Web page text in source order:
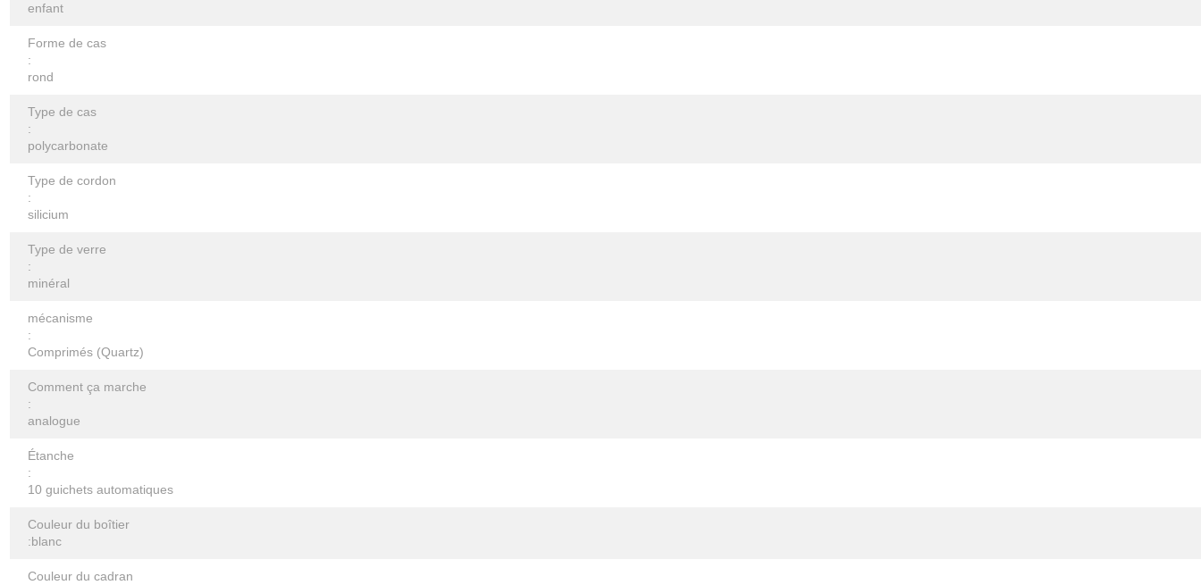
enfant
Forme de cas
:
rond
Type de cas
:
polycarbonate
Type de cordon
:
silicium
Type de verre
:
minéral
mécanisme
:
Comprimés (Quartz)
Comment ça marche
:
analogue
Étanche
:
10 guichets automatiques
Couleur du boîtier
:blanc
Couleur du cadran